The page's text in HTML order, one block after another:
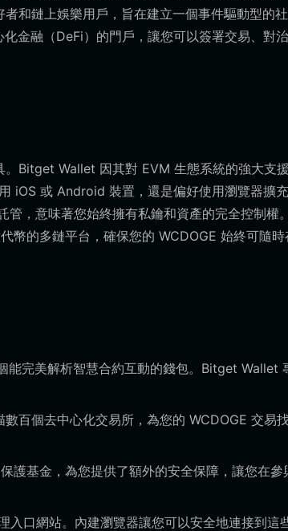
和鏈上娛樂用戶，旨在建立一個事件驅動型的
金融（DeFi）的門戶，讓您可以簽署交易、對
Bitget Wallet 因其對 EVM 生態系統的強大支
iOS 或 Android 裝置，還是偏好使用瀏覽器擴
，意味著您始終擁有私鑰和資產的完全控制權
幣的多鏈平台，確保您的 WCDOGE 始終可隨時
能完美解析智慧合約互動的錢包。Bitget Wallet
百個去中心化交易所，為您的 WCDOGE 交易
護基金，為您提供了額外的安全保障，讓您在參
入口網站。內建瀏覽器讓您可以安全地連接到這